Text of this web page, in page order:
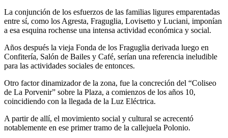
La conjunción de los esfuerzos de las familias ligures emparentadas
entre sí, como los Agresta, Fraguglia, Lovisetto y Luciani, imponían
a esa esquina rochense una intensa actividad económica y social.
Años después la vieja Fonda de los Fraguglia derivada luego en
Confitería, Salón de Bailes y Café, serían una referencia ineludible
para las actividades sociales de entonces.
Otro factor dinamizador de la zona, fue la concreción del “Coliseo
de La Porvenir” sobre la Plaza, a comienzos de los años 10,
coincidiendo con la llegada de la Luz Eléctrica.
A partir de allí, el movimiento social y cultural se acrecentó
notablemente en ese primer tramo de la callejuela Polonio.